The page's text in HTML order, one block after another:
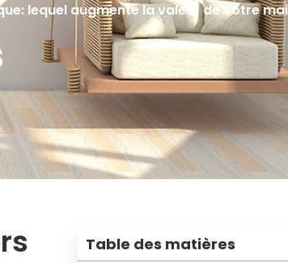
lequel augmente la valeur de votre
Table des matières